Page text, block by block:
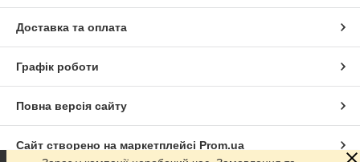
Доставка та оплата
Графік роботи
Повна версія сайту
Сайт створено на маркетплейсі Prom.ua